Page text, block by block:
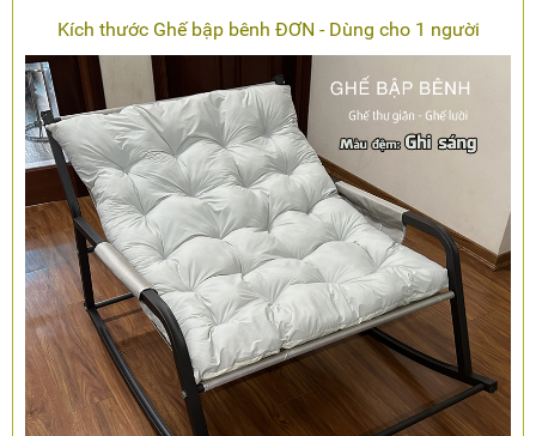
Kích thước Ghế bập bênh ĐƠN - Dùng cho 1 người